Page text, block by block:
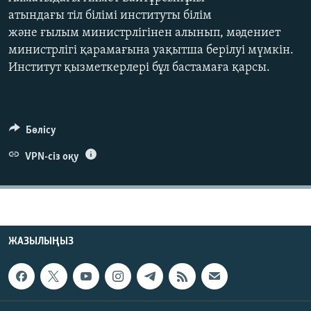
ЖАЗЫЛЫҢЫЗ
Басқа тілдерде
атындағы тіл білімі институты білім
және ғылым министрлігінен алынып, мәдениет
министрлігі қарамағына уақытша берілуі мүмкін.
Институт қызметкерлері бұл бастамаға қарсы.
Бөлісу
VPN-сіз оқу
ЖАЗЫЛЫҢЫЗ